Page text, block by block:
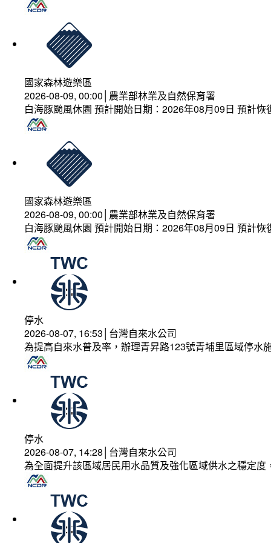
國家森林遊樂區
2026-08-09, 00:00│農業部林業及自然保育署
白海豚颱風休園 預計開始日期：2026年08月09日 預計
國家森林遊樂區
2026-08-09, 00:00│農業部林業及自然保育署
白海豚颱風休園 預計開始日期：2026年08月09日 預計
停水
2026-08-07, 16:53│台灣自來水公司
為提高自來水普及率，辦理青昇路123號青埔里區域停水
停水
2026-08-07, 14:28│台灣自來水公司
為全面提升該區域居民用水品質及強化區域供水之穩定